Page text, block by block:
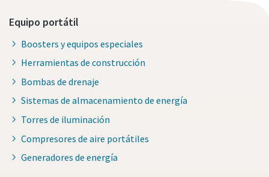
Equipo portátil
Boosters y equipos especiales
Herramientas de construcción
Bombas de drenaje
Sistemas de almacenamiento de energía
Torres de iluminación
Compresores de aire portátiles
Generadores de energía